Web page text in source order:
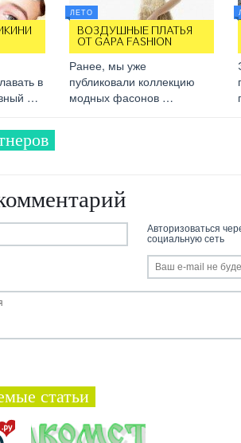
в
…
ЛЕТО
ВОЗДУШНЫЕ ПЛАТЬЯ
ОТ GAPA FASHION
Ранее, мы уже
публиковали коллекцию
модных фасонов …
Авторизоваться
социальную сеть
статьи